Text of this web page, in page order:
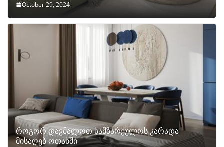
October 29, 2024
როგორ დავმალოთ სამზარეულოს კარადა
მისაღებ ოთახში